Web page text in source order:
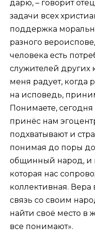
дарю, – говорит
задачи всех
поддержка
разного
человека есть
служителей других
меня радует, когда
на исповедь,
Понимаете,
принёс нам
подхватывают и
понимая до поры
общинный народ, и
которая нас
коллективная.
связь со своим
найти своё место в
все понимают».